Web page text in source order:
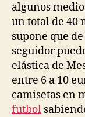
algunos
un total de 40
supone que
seguidor
elástica de
entre 6 a 10
camisetas en
futbol